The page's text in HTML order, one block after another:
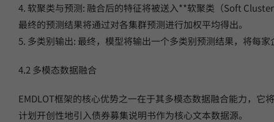
4. 软聚类与预测: 融合后的特征将被送入**软聚类（Soft
最终的预测结果将通过对各集群预测进行加权平均得出。
5. 多类别输出: 最终，模型将输出一个多类别预测结果，将
4.2 多模态数据融合
EMDLOT框架的核心优势之一在于其多模态数据融合能力，
计划开创性地引入债券募集说明书作为核心文本数据源。